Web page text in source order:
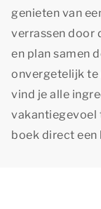
genieten van
verrassen door
en plan samen
onvergetelijk te
vind je alle
vakantiegevoel
boek direct een